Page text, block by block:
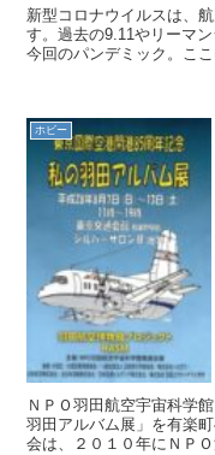
新型コロナウイルスは、
す。過去の9.11やリーマ
今回のパンデミック。こ
ホビー
ＮＰＯ羽田航空宇宙科学
羽田アルバム展」を有楽
会は、２０１０年にＮＰ